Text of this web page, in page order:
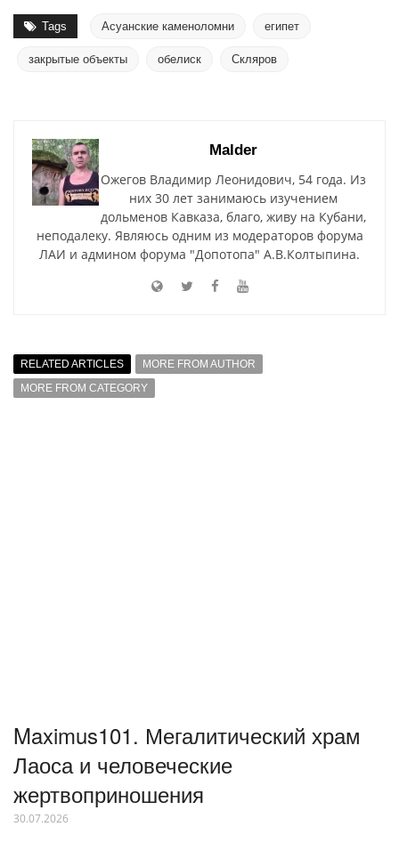
Tags Асуанские каменоломни египет
закрытые объекты обелиск Скляров
Malder
Ожегов Владимир Леонидович, 54 года. Из
них 30 лет занимаюсь изучением
дольменов Кавказа, благо, живу на Кубани,
неподалеку. Являюсь одним из модераторов форума
ЛАИ и админом форума "Допотопа" А.В.Колтыпина.
RELATED ARTICLES
MORE FROM AUTHOR
MORE FROM CATEGORY
Maximus101. Мегалитический храм
Лаоса и человеческие
жертвоприношения
30.07.2026